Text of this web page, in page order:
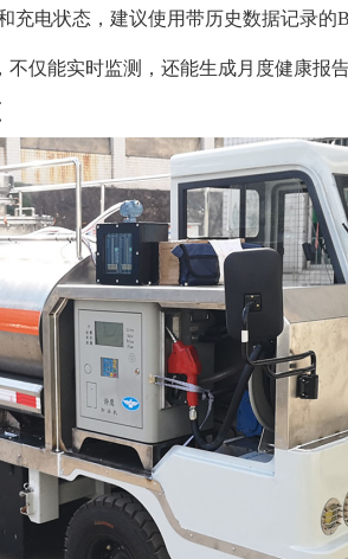
电状态，建议使用带历史数据记录的
不仅能实时监测，还能生成月度健康报